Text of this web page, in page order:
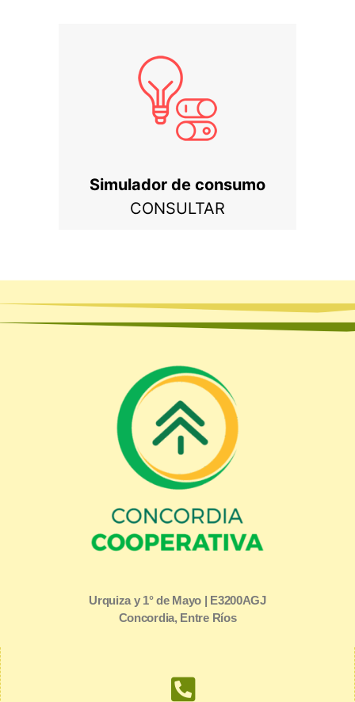
Simulador de consumo
CONSULTAR
Urquiza y 1° de Mayo | E3200AGJ
Concordia, Entre Ríos